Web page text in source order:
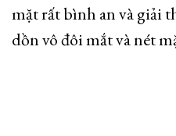
mặt rất bình an và giải
dồn vô đôi mắt và nét